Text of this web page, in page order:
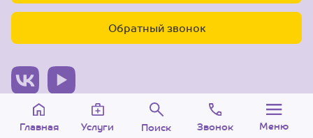
Обратный звонок
© 2005-2026 Центр доктора Бубновского в Сочи.
Главная Услуги Поиск Звонок Меню